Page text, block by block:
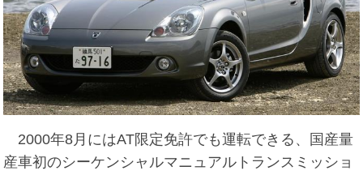
2000年8月にはAT限定免許でも運転できる、国産量
産車初のシーケンシャルマニュアルトランスミッショ